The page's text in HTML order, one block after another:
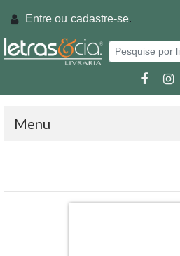
Entre ou cadastre-se.
Menu